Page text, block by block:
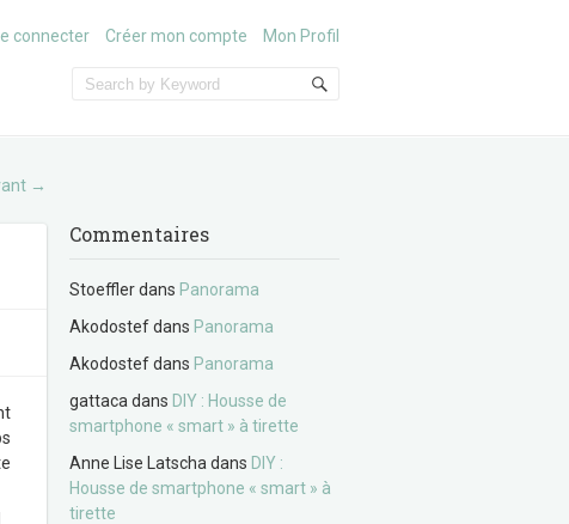
connecter Créer mon compte Mon Profil
→
Commentaires
Stoefflerdans Panorama
Akodostefdans Panorama
Akodostefdans Panorama
gattaca dans DIY : Housse de
smartphone « smart » à tirette
Anne Lise Latscha dans DIY :
Housse de smartphone « smart » à
tirette